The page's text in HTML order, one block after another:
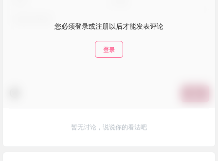
您必须登录或注册以后才能发表评论
登录
暂无讨论，说说你的看法吧